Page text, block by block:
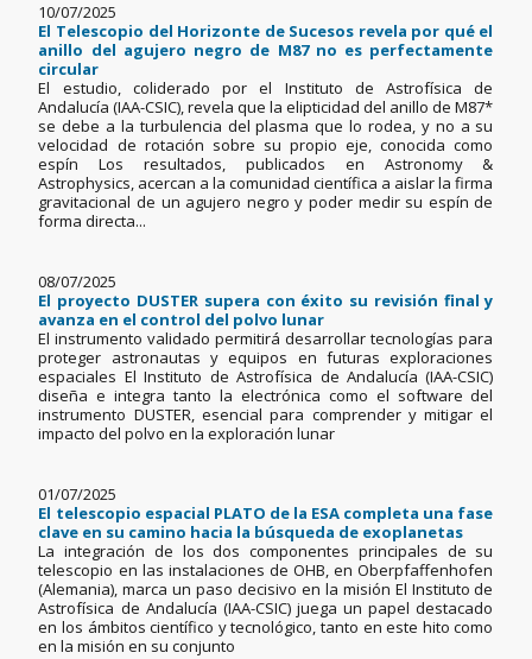
10/07/2025
El Telescopio del Horizonte de Sucesos revela por qué el
anillo del agujero negro de M87 no es perfectamente
circular
El estudio, coliderado por el Instituto de Astrofísica de
Andalucía (IAA-CSIC), revela que la elipticidad del anillo de M87*
se debe a la turbulencia del plasma que lo rodea, y no a su
velocidad de rotación sobre su propio eje, conocida como
espín Los resultados, publicados en Astronomy &
Astrophysics, acercan a la comunidad científica a aislar la firma
gravitacional de un agujero negro y poder medir su espín de
forma directa...
08/07/2025
El proyecto DUSTER supera con éxito su revisión final y
avanza en el control del polvo lunar
El instrumento validado permitirá desarrollar tecnologías para
proteger astronautas y equipos en futuras exploraciones
espaciales El Instituto de Astrofísica de Andalucía (IAA-CSIC)
diseña e integra tanto la electrónica como el software del
instrumento DUSTER, esencial para comprender y mitigar el
impacto del polvo en la exploración lunar
01/07/2025
El telescopio espacial PLATO de la ESA completa una fase
clave en su camino hacia la búsqueda de exoplanetas
La integración de los dos componentes principales de su
telescopio en las instalaciones de OHB, en Oberpfaffenhofen
(Alemania), marca un paso decisivo en la misión El Instituto de
Astrofísica de Andalucía (IAA-CSIC) juega un papel destacado
en los ámbitos científico y tecnológico, tanto en este hito como
en la misión en su conjunto